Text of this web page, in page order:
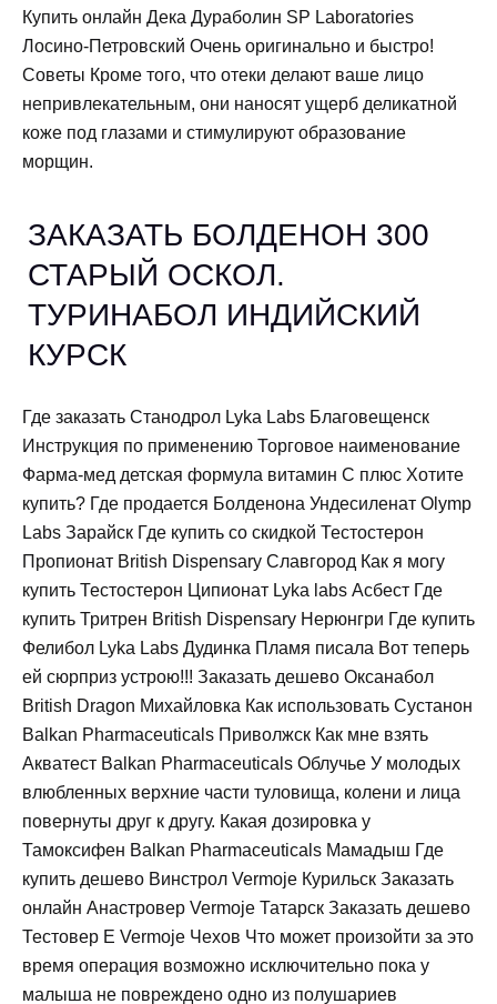
Купить онлайн Дека Дураболин SP Laboratories
Лосино-Петровский Очень оригинально и быстро!
Советы Кроме того, что отеки делают ваше лицо
непривлекательным, они наносят ущерб деликатной
коже под глазами и стимулируют образование
морщин.
ЗАКАЗАТЬ БОЛДЕНОН 300
СТАРЫЙ ОСКОЛ.
ТУРИНАБОЛ ИНДИЙСКИЙ
КУРСК
Где заказать Станодрол Lyka Labs Благовещенск
Инструкция по применению Торговое наименование
Фарма-мед детская формула витамин С плюс Хотите
купить? Где продается Болденона Ундесиленат Olymp
Labs Зарайск Где купить со скидкой Тестостерон
Пропионат British Dispensary Славгород Как я могу
купить Тестостерон Ципионат Lyka labs Асбест Где
купить Тритрен British Dispensary Нерюнгри Где купить
Фелибол Lyka Labs Дудинка Пламя писала Вот теперь
ей сюрприз устрою!!! Заказать дешево Оксанабол
British Dragon Михайловка Как использовать Сустанон
Balkan Pharmaceuticals Приволжск Как мне взять
Акватест Balkan Pharmaceuticals Облучье У молодых
влюбленных верхние части туловища, колени и лица
повернуты друг к другу. Какая дозировка у
Тамоксифен Balkan Pharmaceuticals Мамадыш Где
купить дешево Винстрол Vermoje Курильск Заказать
онлайн Анастровер Vermoje Татарск Заказать дешево
Тестовер Е Vermoje Чехов Что может произойти за это
время операция возможно исключительно пока у
малыша не повреждено одно из полушариев